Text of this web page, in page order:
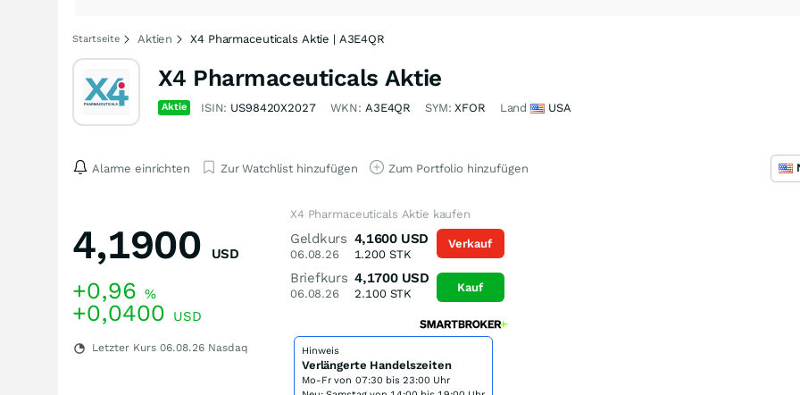
Startseite Aktien X4 Pharmaceuticals Aktie | A3E4QR
X4 Pharmaceuticals Aktie
Aktie ISIN: US98420X2027 WKN: A3E4QR SYM:XFOR Land USA
Alarme einrichten Zur Watchlist hinzufügen Zum Portfolio hinzufügen
4,1900 USD
+0,96 %
+0,0400 USD
Letzter Kurs 06.08.26 Nasdaq
X4 Pharmaceuticals Aktie kaufen
Geldkurs
06.08.26
4,1600 USD
1.200STK
Briefkurs
06.08.26
4,1700 USD
2.100STK
Verkauf
Kauf
Hinweis
Verlängerte Handelszeiten
Mo-Fr von 07:30 bis 23:00 Uhr